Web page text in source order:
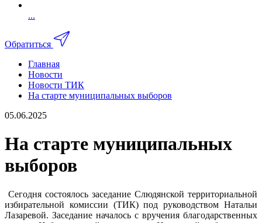
...
Обратиться
Главная
Новости
Новости ТИК
На старте муниципальных выборов
05.06.2025
На старте муниципальных
выборов
Сегодня состоялось заседание Слюдянской территориальной
избирательной комиссии (ТИК) под руководством Натальи
Лазаревой. Заседание началось с вручения благодарственных